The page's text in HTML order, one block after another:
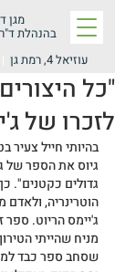
מגן
בהנהלת ד"ר
עוזיאל 4, רמת גן
"כל
לזכרו של
בהיותי חייל צעיר
גיוס את הספר של
גדולים כקטנים".
הוטרינריה, ולאדם
ג'יימס הריוט.
מניח שהייתי
שסחב ספר כבד